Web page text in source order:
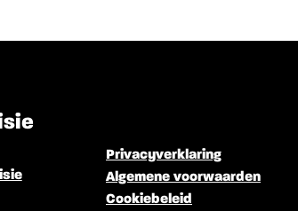
Privacyverklaring
Algemene voorwaarden
Cookiebeleid